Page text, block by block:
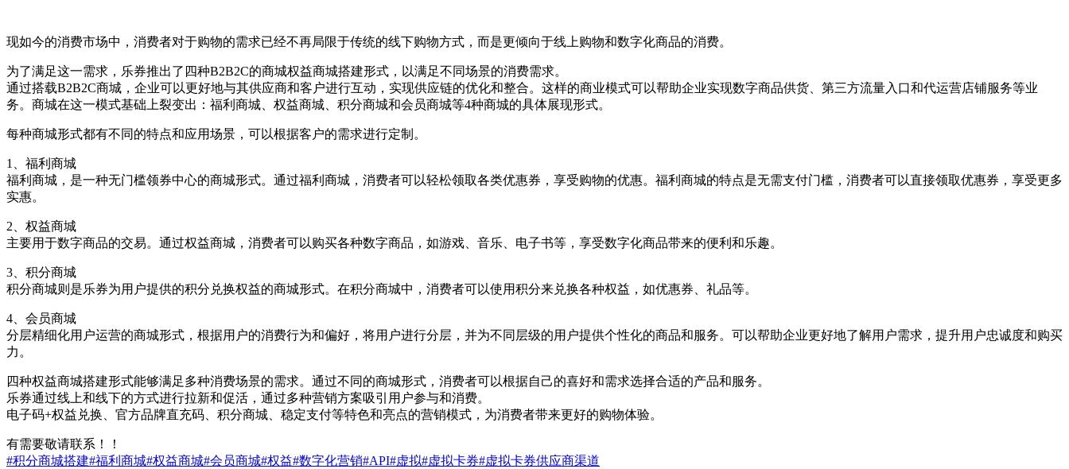
现如今的消费市场中，消费者对于购物的需求已经不再局限于传统的线下购物方式，而是更倾向于线上购物和数字化商品的消费。
为了满足这一需求，乐券推出了四种B2B2C的商城权益商城搭建形式，以满足不同场景的消费需求。
通过搭载B2B2C商城，企业可以更好地与其供应商和客户进行互动，实现供应链的优化和整合。这样的商业模式可以帮助企业实现数字商品供货、第三方流量入口和代运营店铺服务等业
务。商城在这一模式基础上裂变出：福利商城、权益商城、积分商城和会员商城等4种商城的具体展现形式。
每种商城形式都有不同的特点和应用场景，可以根据客户的需求进行定制。
1、福利商城
福利商城，是一种无门槛领券中心的商城形式。通过福利商城，消费者可以轻松领取各类优惠券，享受购物的优惠。福利商城的特点是无需支付门槛，消费者可以直接领取优惠券，享受更多
实惠。
2、权益商城
主要用于数字商品的交易。通过权益商城，消费者可以购买各种数字商品，如游戏、音乐、电子书等，享受数字化商品带来的便利和乐趣。
3、积分商城
积分商城则是乐券为用户提供的积分兑换权益的商城形式。在积分商城中，消费者可以使用积分来兑换各种权益，如优惠券、礼品等。
4、会员商城
分层精细化用户运营的商城形式，根据用户的消费行为和偏好，将用户进行分层，并为不同层级的用户提供个性化的商品和服务。可以帮助企业更好地了解用户需求，提升用户忠诚度和购买
力。
四种权益商城搭建形式能够满足多种消费场景的需求。通过不同的商城形式，消费者可以根据自己的喜好和需求选择合适的产品和服务。
乐券通过线上和线下的方式进行拉新和促活，通过多种营销方案吸引用户参与和消费。
电子码+权益兑换、官方品牌直充码、积分商城、稳定支付等特色和亮点的营销模式，为消费者带来更好的购物体验。
有需要敬请联系！！
#积分商城搭建#福利商城#权益商城#会员商城#权益#数字化营销#API#虚拟#虚拟卡券#虚拟卡券供应商渠道